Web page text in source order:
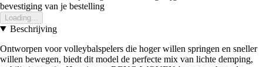
bevestiging van je bestelling
Loading...
Beschrijving
Ontworpen voor volleybalspelers die hoger willen springen en sneller
willen bewegen, biedt dit model de perfecte mix van lichte demping,